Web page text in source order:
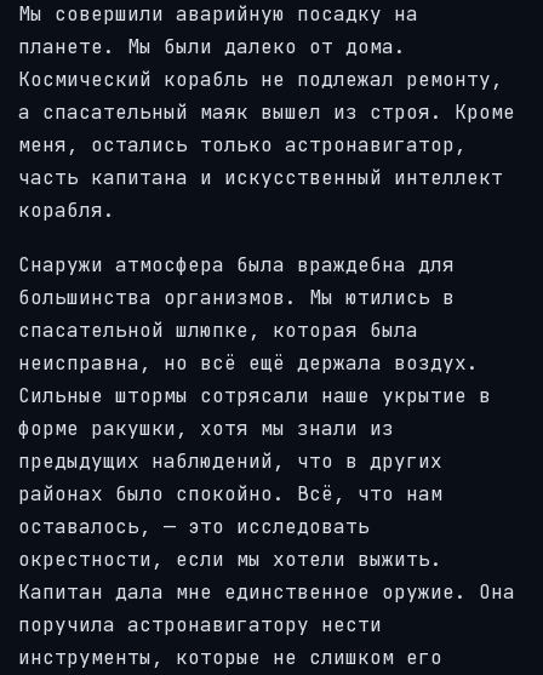
Мы совершили аварийную посадку на
планете. Мы были далеко от дома.
Космический корабль не подлежал ремонту,
а спасательный маяк вышел из строя. Кроме
меня, остались только астронавигатор,
часть капитана и искусственный интеллект
корабля.
Снаружи атмосфера была враждебна для
большинства организмов. Мы ютились в
спасательной шлюпке, которая была
неисправна, но всё ещё держала воздух.
Сильные штормы сотрясали наше укрытие в
форме ракушки, хотя мы знали из
предыдущих наблюдений, что в других
районах было спокойно. Всё, что нам
оставалось, — это исследовать
окрестности, если мы хотели выжить.
Капитан дала мне единственное оружие. Она
поручила астронавигатору нести
инструменты, которые не слишком его